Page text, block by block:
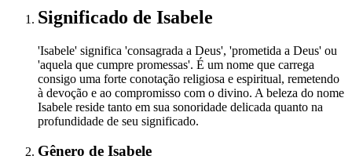
Significado de Isabele
'Isabele' significa 'consagrada a Deus', 'prometida a Deus' ou
'aquela que cumpre promessas'. É um nome que carrega
consigo uma forte conotação religiosa e espiritual, remetendo
à devoção e ao compromisso com o divino. A beleza do nome
Isabele reside tanto em sua sonoridade delicada quanto na
profundidade de seu significado.
Gênero de Isabele